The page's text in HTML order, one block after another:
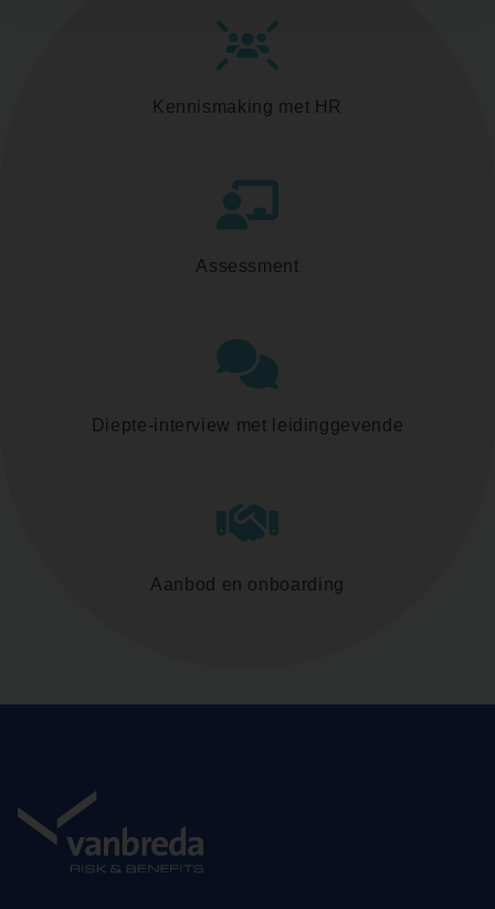
Kennismaking met HR
Assessment
Diepte-interview met leidinggevende
Aanbod en onboarding